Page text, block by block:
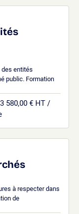
des entités
public. Formation
580,00 € HT /
à respecter dans
de